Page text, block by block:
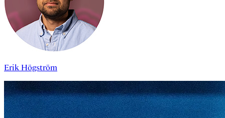
Erik Högström